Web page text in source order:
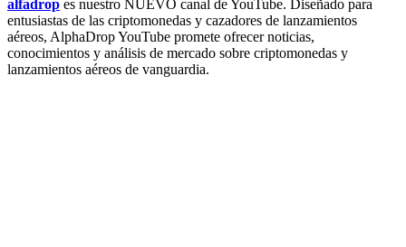
alfadrop es nuestro NUEVO canal de YouTube. Diseñado para
entusiastas de las criptomonedas y cazadores de lanzamientos
aéreos, AlphaDrop YouTube promete ofrecer noticias,
conocimientos y análisis de mercado sobre criptomonedas y
lanzamientos aéreos de vanguardia.